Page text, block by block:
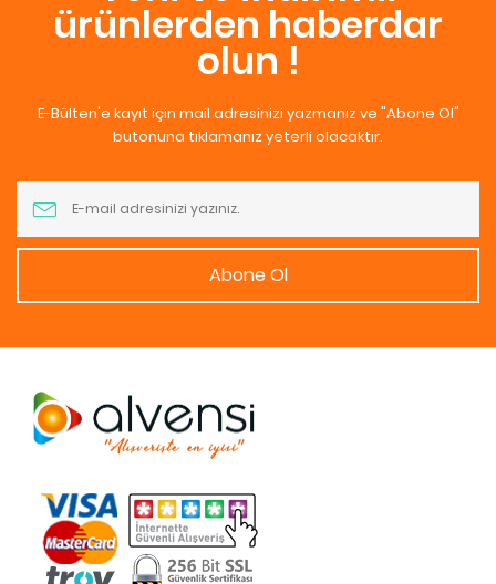
ürünlerden haberdar
olun !
E-Bülten'e kayıt için mail adresinizi yazmanız ve "Abone Ol"
butonuna tıklamanız yeterli olacaktır.
Abone Ol